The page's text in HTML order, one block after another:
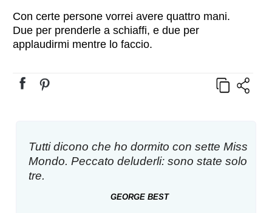
Con certe persone vorrei avere quattro mani.
Due per prenderle a schiaffi, e due per
applaudirmi mentre lo faccio.
Tutti dicono che ho dormito con sette Miss
Mondo. Peccato deluderli: sono state solo
tre.
GEORGE BEST